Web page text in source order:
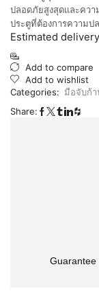
ปลอดภัยสูงสุดและควา
ประตูที่ต้องการความ
Estimated
Add to compare
Add to wishlist
Categories: มือจับก้า
Share:
Guarantee